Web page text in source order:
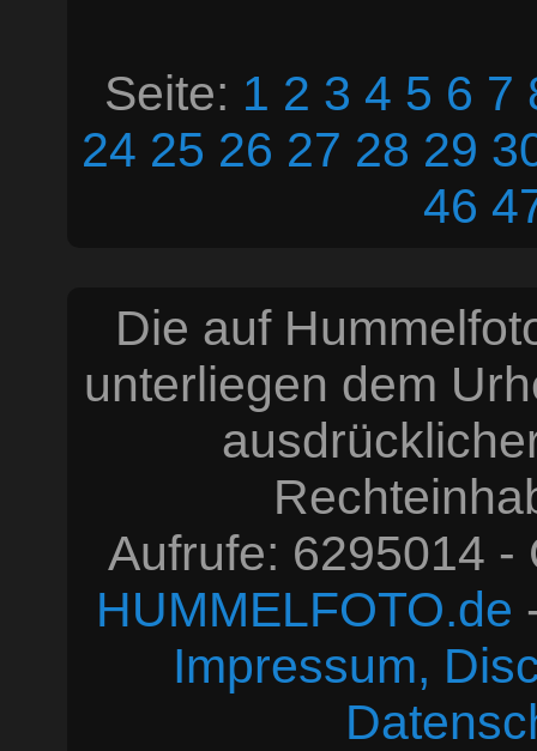
Seite: 1 2 3 4 5 6 7
24 25 26 27 28 29
46
Die auf
unterliegen dem
Aufrufe: 6295014
HUMMELFOTO.de
Impressum,